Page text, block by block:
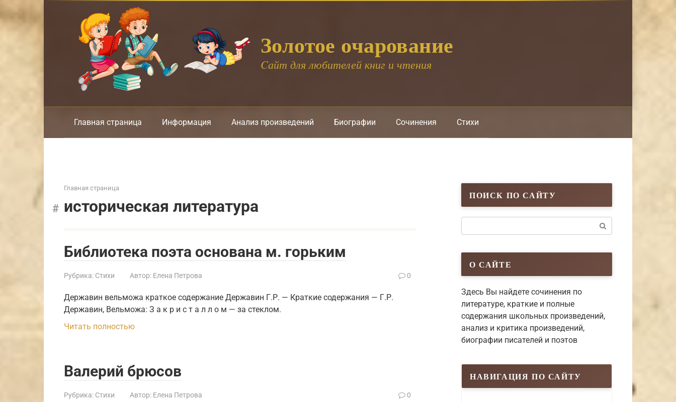
к
Золотое очарование
Cайт для любителей книг и чтения
Главная страница Информация Анализ произведений Биографии Сочинения Стихи
Главная страница
историческая литература
Библиотека поэта основана м. горьким
Рубрика: Стихи Автор: Елена Петрова 0
Державин вельможа краткое содержание Державин Г.Р. — Краткие содержания — Г.Р.
Державин, Вельможа: З а к р и с т а л л о м — за стеклом.
Читать полностью
Валерий брюсов
Рубрика: Стихи Автор: Елена Петрова 0
ПОИСК ПО САЙТУ
О САЙТЕ
Здесь Вы найдете сочинения по
литературе, краткие и полные
содержания школьных произведений,
анализ и критика произведений,
биографии писателей и поэтов
НАВИГАЦИЯ ПО САЙТУ